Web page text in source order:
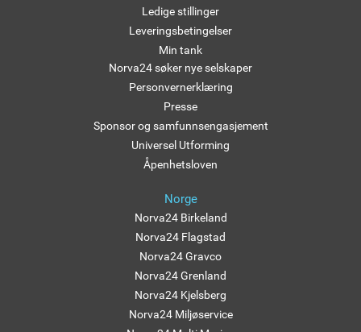
Ledige stillinger
Leveringsbetingelser
Min tank
Norva24 søker nye selskaper
Personvernerklæring
Presse
Sponsor og samfunnsengasjement
Universel Utforming
Åpenhetsloven
Norge
Norva24 Birkeland
Norva24 Flagstad
Norva24 Gravco
Norva24 Grenland
Norva24 Kjelsberg
Norva24 Miljøservice